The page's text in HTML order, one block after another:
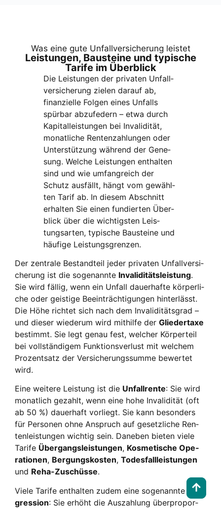
Was eine gute Unfall­ver­si­che­rung leis­tet
Leis­tun­gen, Bau­stei­ne und typi­sche
Tari­fe im Über­blick
Die Leis­tun­gen der pri­va­ten Unfall­
ver­si­che­rung zie­len dar­auf ab,
finan­zi­el­le Fol­gen eines Unfalls
spür­bar abzu­fe­dern – etwa durch
Kapi­tal­leis­tun­gen bei Inva­li­di­tät,
monat­li­che Ren­ten­zah­lun­gen oder
Unter­stüt­zung wäh­rend der Gene­
sung. Wel­che Leis­tun­gen ent­hal­ten
sind und wie umfang­reich der
Schutz aus­fällt, hängt vom gewähl­
ten Tarif ab. In die­sem Abschnitt
erhal­ten Sie einen fun­dier­ten Über­
blick über die wich­tigs­ten Leis­
tungs­ar­ten, typi­sche Bau­stei­ne und
häu­fi­ge Leis­tungs­gren­zen.
Der zen­tra­le Bestand­teil jeder pri­va­ten Unfall­ver­si­
che­rung ist die soge­nann­te Inva­li­di­täts­leis­tung.
Sie wird fäl­lig, wenn ein Unfall dau­er­haf­te kör­per­li­
che oder geis­ti­ge Beein­träch­ti­gun­gen hin­ter­lässt.
Die Höhe rich­tet sich nach dem Inva­li­di­täts­grad –
und die­ser wie­der­um wird mit­hil­fe der Glie­derta­xe
bestimmt. Sie legt genau fest, wel­cher Kör­per­teil
bei voll­stän­di­gem Funk­ti­ons­ver­lust mit wel­chem
Pro­zent­satz der Ver­si­che­rungs­sum­me bewer­tet
wird.
Eine wei­te­re Leis­tung ist die Unfall­ren­te: Sie wird
monat­lich gezahlt, wenn eine hohe Inva­li­di­tät (oft
ab 50 %) dau­er­haft vor­liegt. Sie kann beson­ders
für Per­so­nen ohne Anspruch auf gesetz­li­che Ren­
ten­leis­tun­gen wich­tig sein. Dane­ben bie­ten vie­le
Tari­fe Über­gangs­leis­tun­gen, Kos­me­ti­sche Ope­
ra­tio­nen, Ber­gungs­kos­ten, Todes­fall­leis­tun­gen
und Reha-Zuschüs­se.
Vie­le Tari­fe ent­hal­ten zudem eine soge­nann­te
Pro­
gres­si­on: Sie erhöht die Aus­zah­lung über­pro­por­